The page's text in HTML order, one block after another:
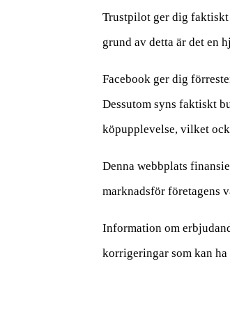
Trustpilot ger dig faktiskt
grund av detta är det en
Facebook ger dig
Dessutom syns faktiskt
köpupplevelse, vilket
Denna webbplats
marknadsför företagens
Information om
korrigeringar som kan